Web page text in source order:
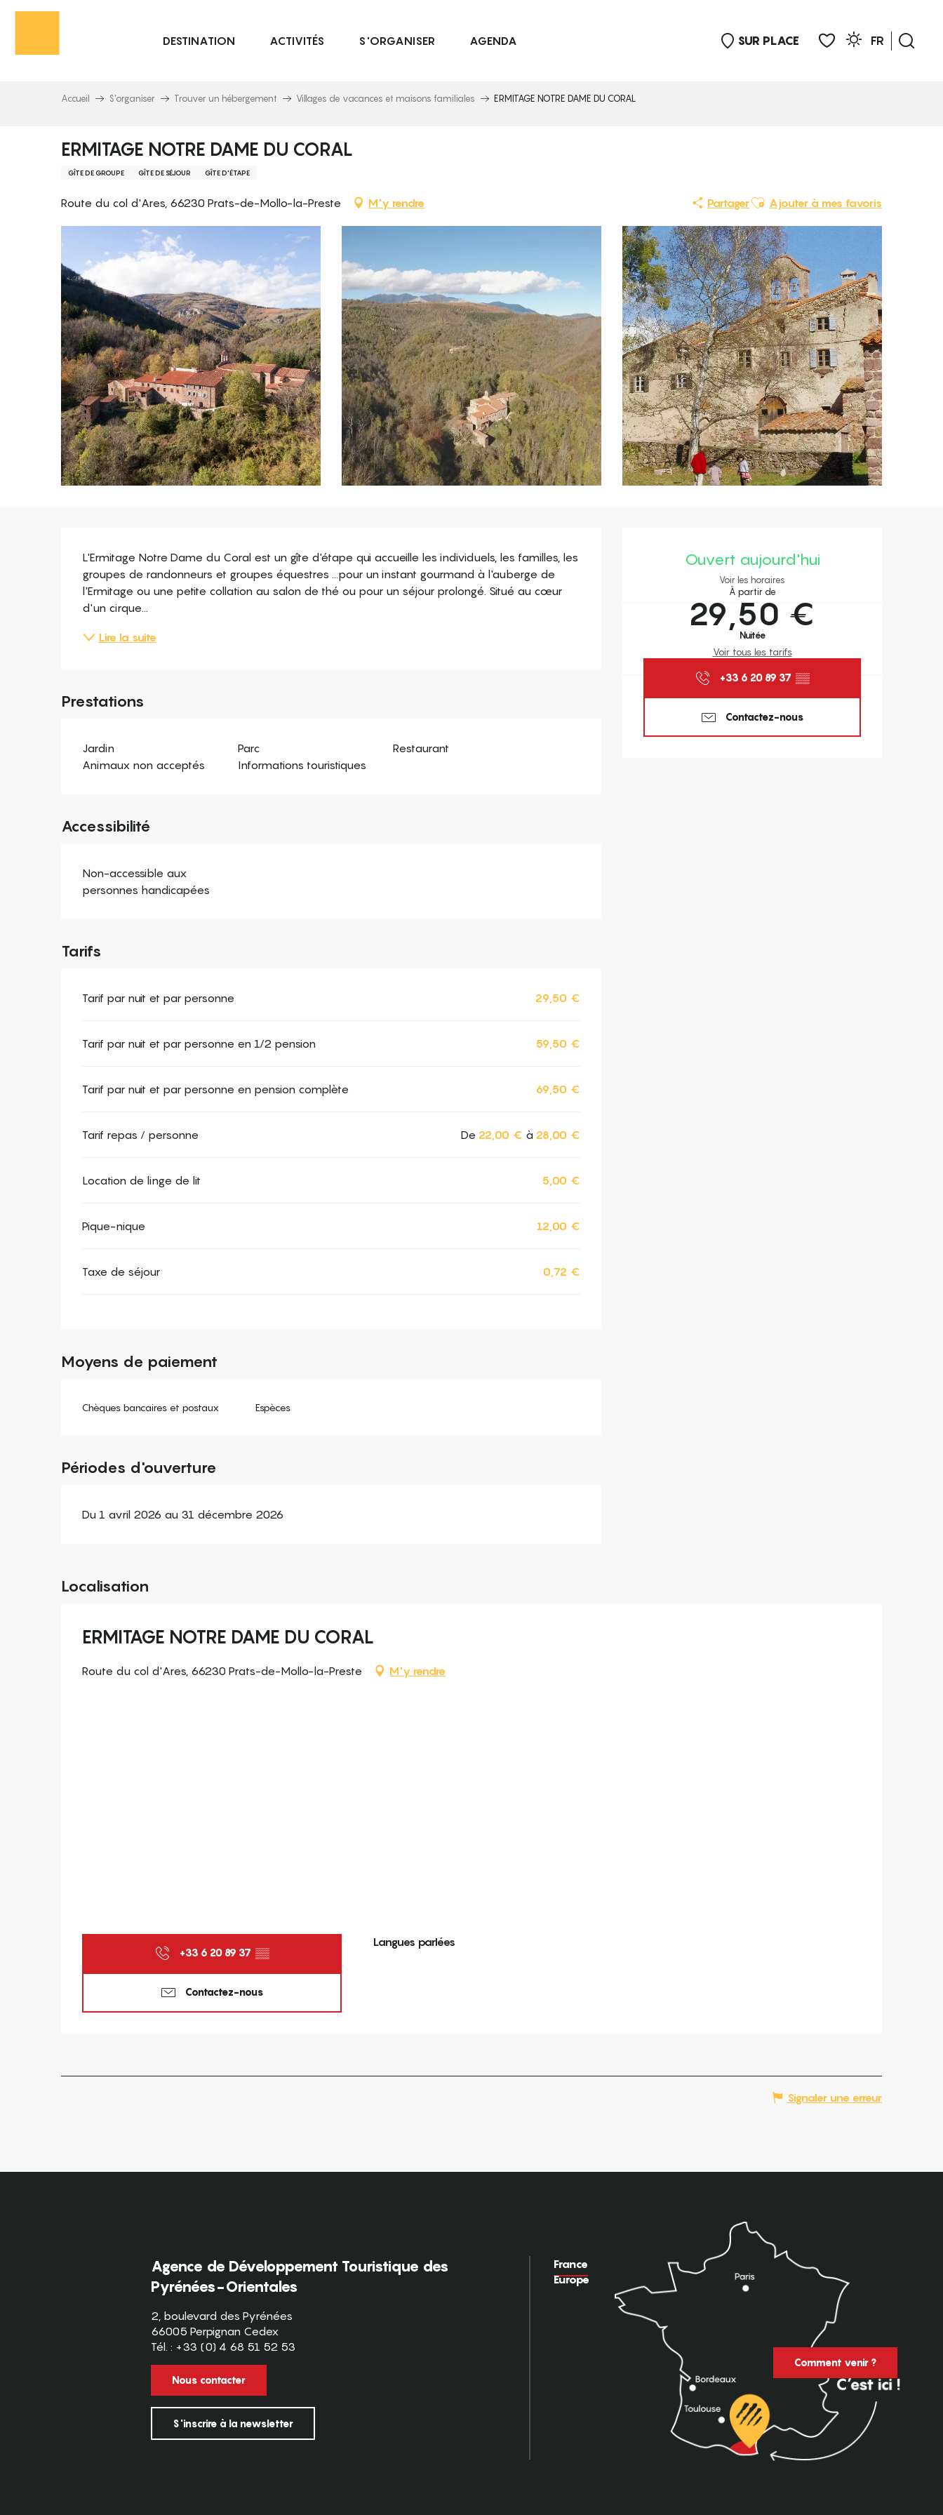
Aller
principal
SUR PLACE
FR
DESTINATION ACTIVITÉS S'ORGANISER AGENDA
Accueil S’organiser Trouver un hébergement Villages de vacances et maisons familiales ERMITAGE NOTRE DAME DU CORAL
ERMITAGE NOTRE DAME DU CORAL
GÎTE DE GROUPE GÎTE DE SÉJOUR GÎTE D'ÉTAPE
Route du col d'Ares, 66230 Prats-de-Mollo-la-Preste M'y rendre PartagerAjouter aux favoris
Ajouter à mes favoris
Ouvert aujourd'hui
Voir les horaires
À partir de
29,50 €
Nuitée
Voir tous les tarifs
+33 6 20 89 37 ▒▒
Contactez-nous
L'Ermitage Notre Dame du Coral est un gîte d'étape qui accueille les individuels, les familles, les
groupes de randonneurs et groupes équestres ...pour un instant gourmand à l'auberge de
l'Ermitage ou une petite collation au salon de thé ou pour un séjour prolongé. Situé au cœur
d'un cirque...
Lire la suite
Prestations
Jardin Parc
Restaurant
Animaux non acceptés
Informations touristiques
Accessibilité
Non-accessible aux
personnes handicapées
Tarifs
Tarif par nuit et par personne 29,50 €
Tarif par nuit et par personne en 1/2 pension 59,50 €
Tarif par nuit et par personne en pension complète 69,50 €
Tarif repas / personne De 22,00 € à 28,00 €
Location de linge de lit 5,00 €
Pique-nique 12,00 €
Taxe de séjour 0,72 €
Moyens de paiement
Chèques bancaires et postaux Espèces
Périodes d'ouverture
Du 1 avril 2026 au 31 décembre 2026
Localisation
ERMITAGE NOTRE DAME DU CORAL
Route du col d'Ares, 66230 Prats-de-Mollo-la-Preste M'y rendre
+33 6 20 89 37 ▒▒
Contactez-nous
Langues parlées
Langues parlées
Signaler une erreur
Agence de Développement Touristique des
Pyrénées-Orientales
2, boulevard des Pyrénées
66005 Perpignan Cedex
Tél. : +33 (0) 4 68 51 52 53
Nous contacter
S'inscrire à la newsletter
France
Europe
Comment venir ?